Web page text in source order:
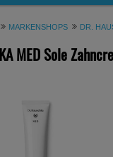
MARKENSHOPS DR.
MED Sole